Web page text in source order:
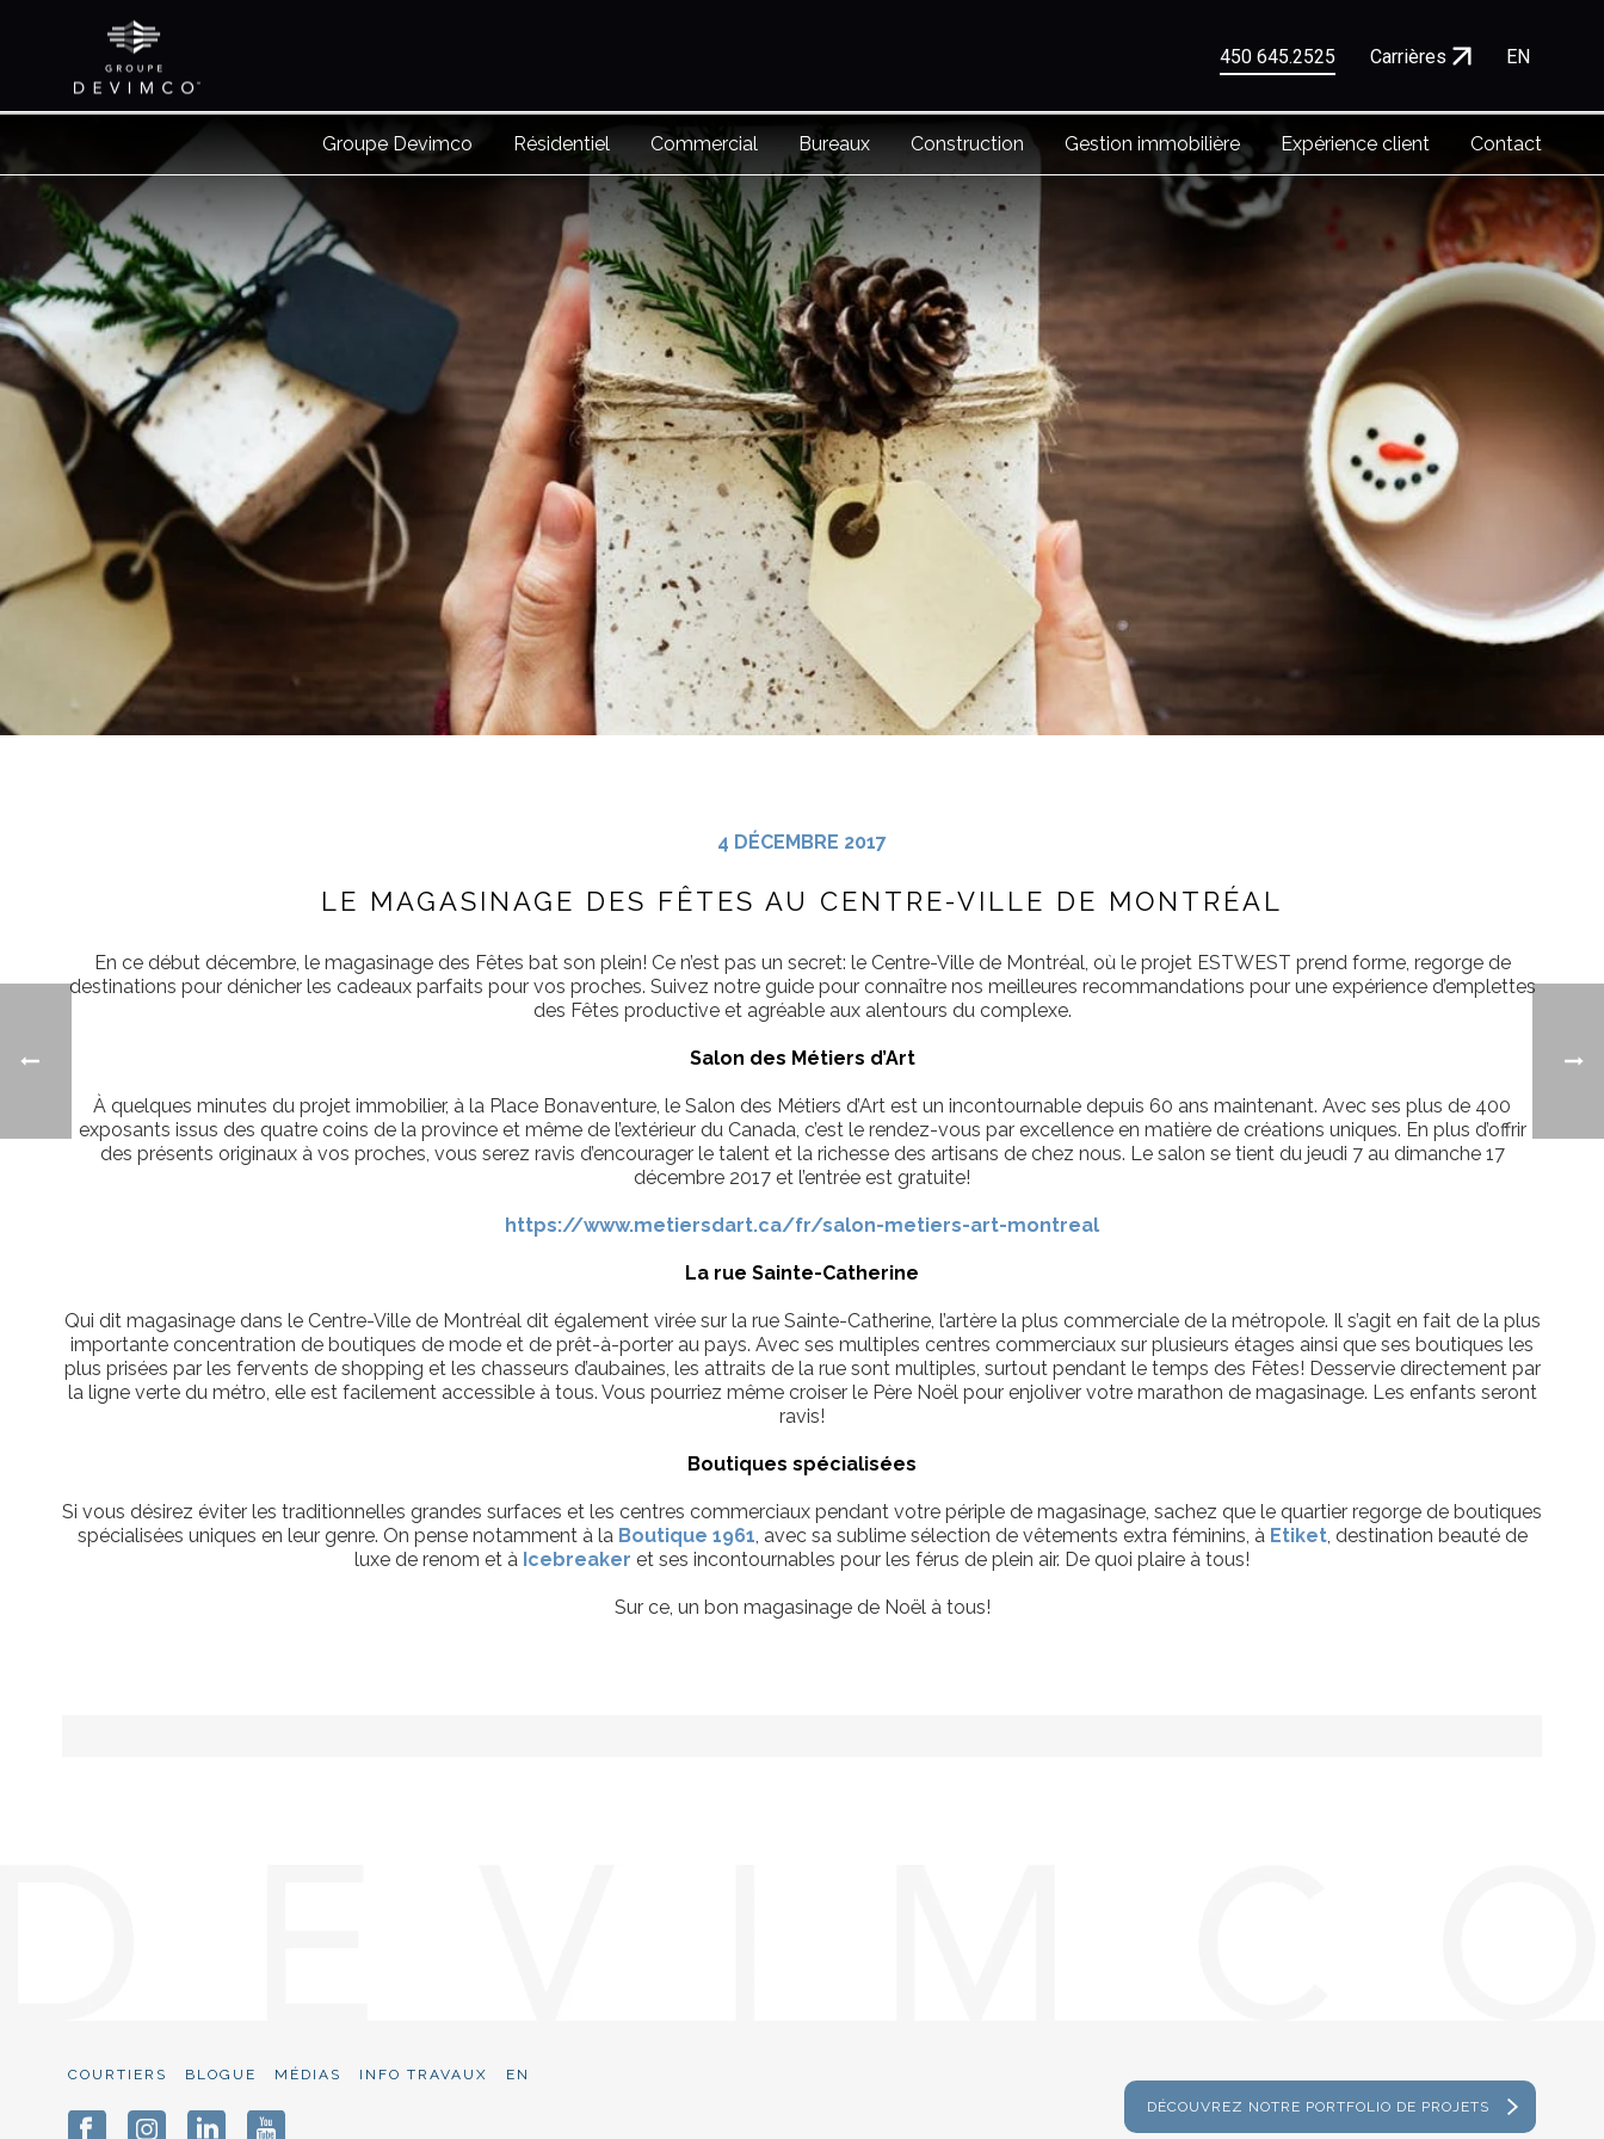
450 645.2525 Carrières EN
Groupe Devimco Résidentiel Commercial Bureaux Construction Gestion immobilière Expérience client Contact
4 DÉCEMBRE 2017
LE MAGASINAGE DES FÊTES AU CENTRE-VILLE DE MONTRÉAL
En ce début décembre, le magasinage des Fêtes bat son plein! Ce n’est pas un secret: le Centre-Ville de Montréal, où le projet ESTWEST prend forme, regorge de
destinations pour dénicher les cadeaux parfaits pour vos proches. Suivez notre guide pour connaître nos meilleures recommandations pour une expérience d’emplettes
des Fêtes productive et agréable aux alentours du complexe.
Salon des Métiers d’Art
À quelques minutes du projet immobilier, à la Place Bonaventure, le Salon des Métiers d’Art est un incontournable depuis 60 ans maintenant. Avec ses plus de 400
exposants issus des quatre coins de la province et même de l’extérieur du Canada, c’est le rendez-vous par excellence en matière de créations uniques. En plus d’offrir
des présents originaux à vos proches, vous serez ravis d’encourager le talent et la richesse des artisans de chez nous. Le salon se tient du jeudi 7 au dimanche 17
décembre 2017 et l’entrée est gratuite!
https://www.metiersdart.ca/fr/salon-metiers-art-montreal
La rue Sainte-Catherine
Qui dit magasinage dans le Centre-Ville de Montréal dit également virée sur la rue Sainte-Catherine, l’artère la plus commerciale de la métropole. Il s’agit en fait de la plus
importante concentration de boutiques de mode et de prêt-à-porter au pays. Avec ses multiples centres commerciaux sur plusieurs étages ainsi que ses boutiques les
plus prisées par les fervents de shopping et les chasseurs d’aubaines, les attraits de la rue sont multiples, surtout pendant le temps des Fêtes! Desservie directement par
la ligne verte du métro, elle est facilement accessible à tous. Vous pourriez même croiser le Père Noël pour enjoliver votre marathon de magasinage. Les enfants seront
ravis!
Boutiques spécialisées
Si vous désirez éviter les traditionnelles grandes surfaces et les centres commerciaux pendant votre périple de magasinage, sachez que le quartier regorge de boutiques
spécialisées uniques en leur genre. On pense notamment à la Boutique 1961, avec sa sublime sélection de vêtements extra féminins, à Etiket, destination beauté de
luxe de renom et à Icebreaker et ses incontournables pour les férus de plein air. De quoi plaire à tous!
Sur ce, un bon magasinage de Noël à tous!
COURTIERS BLOGUE MÉDIAS INFO TRAVAUX
EN
DÉCOUVREZ NOTRE PORTFOLIO DE PROJETS